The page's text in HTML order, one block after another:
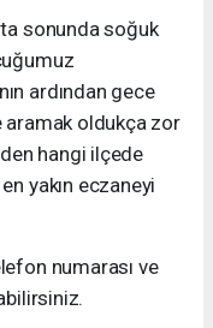
sonunda soğuk
ardından gece
aramak oldukça zor
hangi ilçede
yakın eczaneyi
numarası ve